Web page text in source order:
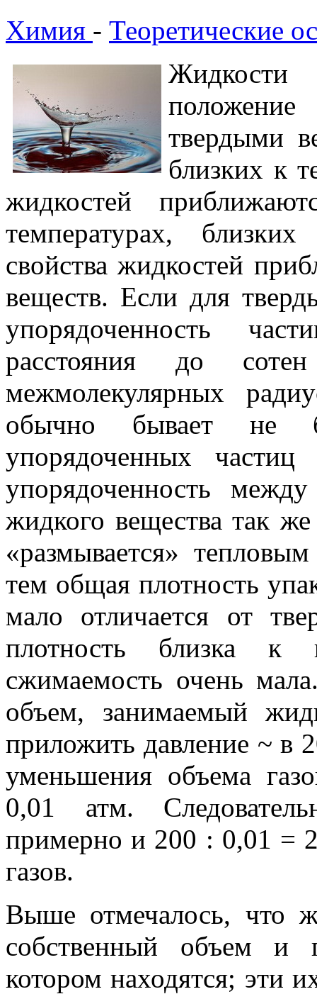
Химия - Теоретические
Жидкости
твердыми
близких к
жидкостей
температурах,
свойства жидкостей
веществ. Если для
упо­рядоченность
расстояния до
межмолекулярных
обычно бывает не
упорядоченных
упорядоченность
жидкого вещества так
«размывается»
тем общая плотность
мало отличается от
плотность близка к
сжимаемость очень
объем, занимаемый
приложить давление ~ в
уменьшения объема
0,01 атм.
примерно и 200 : 0,01 =
газов.
Выше отмечалось, что
собственный объем и
котором находятся; эти